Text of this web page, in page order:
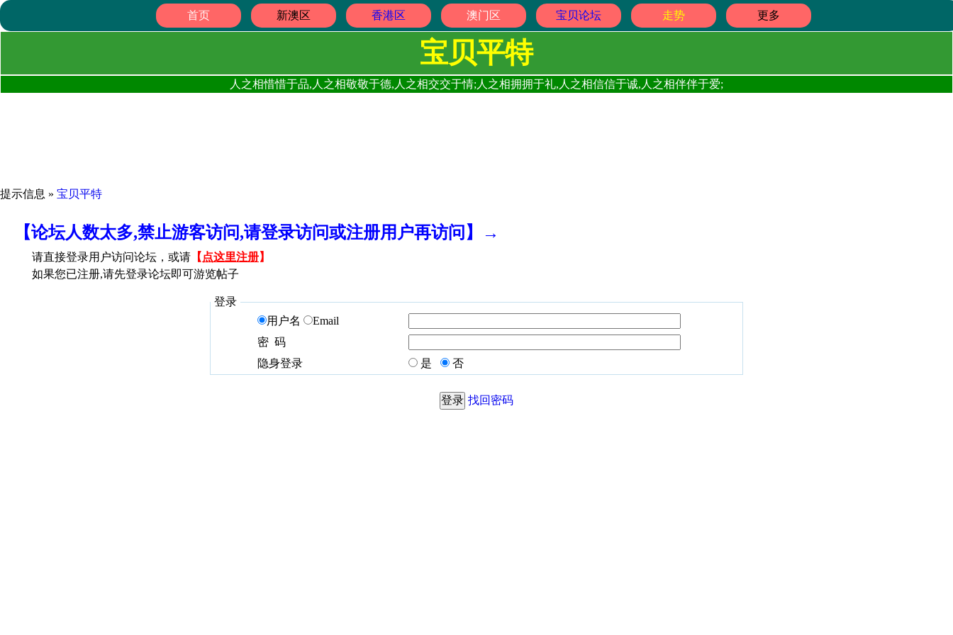
首页 新澳区 香港区 澳门区 宝贝论坛 走势 更多
宝贝平特
人之相惜惜于品,人之相敬敬于德,人之相交交于情;人之相拥拥于礼,人之相信信于诚,人之相伴伴于爱;
提示信息 » 宝贝平特
【论坛人数太多,禁止游客访问,请登录访问或注册用户再访问】→
请直接登录用户访问论坛，或请 【 点这里注册】
如果您已注册,请先登录论坛即可游览帖子
登录
用户名
Email
密 码
隐身登录
是 否
找回密码